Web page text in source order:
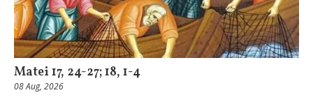
Matei 17, 24-27; 18, 1-4
08 Aug, 2026